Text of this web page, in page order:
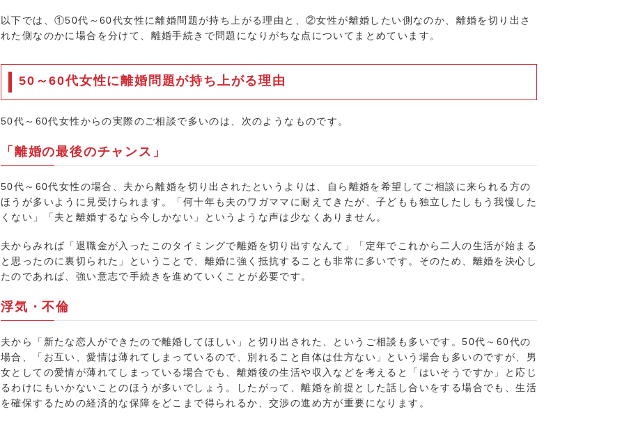
以下では、①50代～60代女性に離婚問題が持ち上がる理由と、②女性が離婚したい側なのか、離婚を切り出さ
れた側なのかに場合を分けて、離婚手続きで問題になりがちな点についてまとめています。
50～60代女性に離婚問題が持ち上がる理由
50代～60代女性からの実際のご相談で多いのは、次のようなものです。
「離婚の最後のチャンス」
50代～60代女性の場合、夫から離婚を切り出されたというよりは、自ら離婚を希望してご相談に来られる方の
ほうが多いように見受けられます。「何十年も夫のワガママに耐えてきたが、子どもも独立したしもう我慢した
くない」「夫と離婚するなら今しかない」というような声は少なくありません。
夫からみれば「退職金が入ったこのタイミングで離婚を切り出すなんて」「定年でこれから二人の生活が始まる
と思ったのに裏切られた」ということで、離婚に強く抵抗することも非常に多いです。そのため、離婚を決心し
たのであれば、強い意志で手続きを進めていくことが必要です。
浮気・不倫
夫から「新たな恋人ができたので離婚してほしい」と切り出された、というご相談も多いです。50代～60代の
場合、「お互い、愛情は薄れてしまっているので、別れること自体は仕方ない」という場合も多いのですが、男
女としての愛情が薄れてしまっている場合でも、離婚後の生活や収入などを考えると「はいそうですか」と応じ
るわけにもいかないことのほうが多いでしょう。したがって、離婚を前提とした話し合いをする場合でも、生活
を確保するための経済的な保障をどこまで得られるか、交渉の進め方が重要になります。